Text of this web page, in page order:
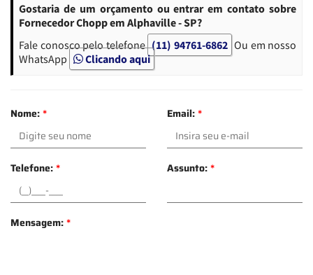
Gostaria de um orçamento ou entrar em contato sobre
Fornecedor Chopp em Alphaville - SP?
Fale conosco pelo telefone (11) 94761-6862 Ou em nosso
WhatsApp
Clicando aqui
Nome:* Email:*
Telefone:* Assunto:*
Mensagem:*